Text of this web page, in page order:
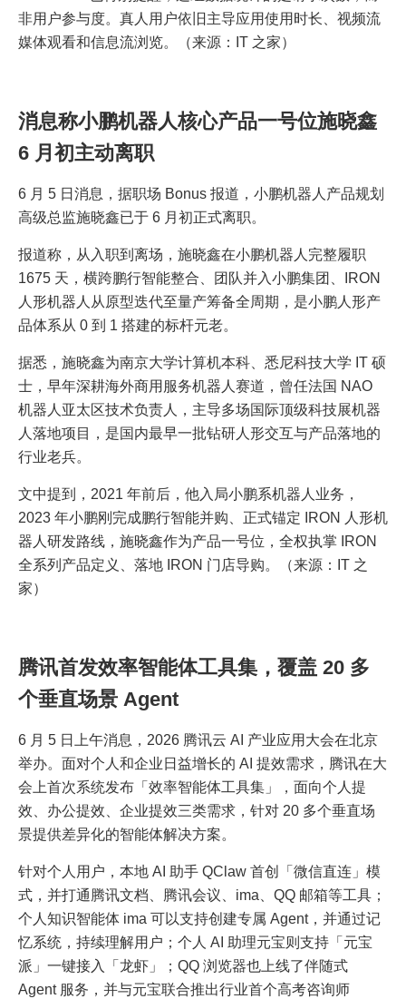
非用户参与度。真人用户依旧主导应用使用时长、视频流
媒体观看和信息流浏览。（来源：IT 之家）
消息称小鹏机器人核心产品一号位施晓鑫
6 月初主动离职
6 月 5 日消息，据职场 Bonus 报道，小鹏机器人产品规划
高级总监施晓鑫已于 6 月初正式离职。
报道称，从入职到离场，施晓鑫在小鹏机器人完整履职
1675 天，横跨鹏行智能整合、团队并入小鹏集团、IRON
人形机器人从原型迭代至量产筹备全周期，是小鹏人形产
品体系从 0 到 1 搭建的标杆元老。
据悉，施晓鑫为南京大学计算机本科、悉尼科技大学 IT 硕
士，早年深耕海外商用服务机器人赛道，曾任法国 NAO
机器人亚太区技术负责人，主导多场国际顶级科技展机器
人落地项目，是国内最早一批钻研人形交互与产品落地的
行业老兵。
文中提到，2021 年前后，他入局小鹏系机器人业务，
2023 年小鹏刚完成鹏行智能并购、正式锚定 IRON 人形机
器人研发路线，施晓鑫作为产品一号位，全权执掌 IRON
全系列产品定义、落地 IRON 门店导购。（来源：IT 之
家）
腾讯首发效率智能体工具集，覆盖 20 多
个垂直场景 Agent
6 月 5 日上午消息，2026 腾讯云 AI 产业应用大会在北京
举办。面对个人和企业日益增长的 AI 提效需求，腾讯在大
会上首次系统发布「效率智能体工具集」，面向个人提
效、办公提效、企业提效三类需求，针对 20 多个垂直场
景提供差异化的智能体解决方案。
针对个人用户，本地 AI 助手 QClaw 首创「微信直连」模
式，并打通腾讯文档、腾讯会议、ima、QQ 邮箱等工具；
个人知识智能体 ima 可以支持创建专属 Agent，并通过记
忆系统，持续理解用户；个人 AI 助理元宝则支持「元宝
派」一键接入「龙虾」；QQ 浏览器也上线了伴随式
Agent 服务，并与元宝联合推出行业首个高考咨询师